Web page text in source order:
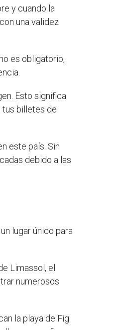
y cuando la
una validez
es obligatorio,
Esto significa
tus billetes de
este país. Sin
debido a las
lugar único para
Limassol, el
numerosos
la playa de Fig